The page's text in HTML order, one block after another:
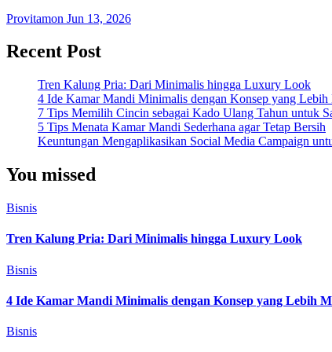
Provitamon Jun 13, 2026
Recent Post
Tren Kalung Pria: Dari Minimalis hingga Luxury Look
4 Ide Kamar Mandi Minimalis dengan Konsep yang Lebih
7 Tips Memilih Cincin sebagai Kado Ulang Tahun untuk
5 Tips Menata Kamar Mandi Sederhana agar Tetap Bersih
Keuntungan Mengaplikasikan Social Media Campaign
You missed
Bisnis
Tren Kalung Pria: Dari Minimalis hingga Luxury Look
Bisnis
4 Ide Kamar Mandi Minimalis dengan Konsep yang Lebih
Bisnis